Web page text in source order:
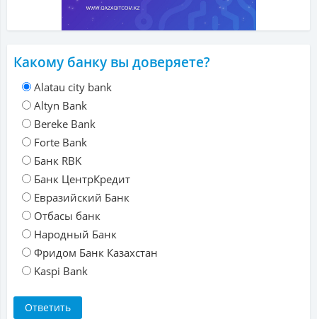
Какому банку вы доверяете?
Alatau city bank
Altyn Bank
Bereke Bank
Forte Bank
Банк RBK
Банк ЦентрКредит
Евразийский Банк
Отбасы банк
Народный Банк
Фридом Банк Казахстан
Kaspi Bank